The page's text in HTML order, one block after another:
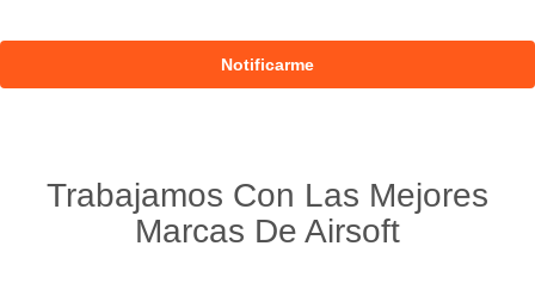
Trabajamos Con Las Mejores
Marcas De Airsoft